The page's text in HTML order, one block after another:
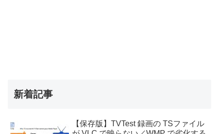
新着記事
【保存版】TVTest 録画の TSファイル